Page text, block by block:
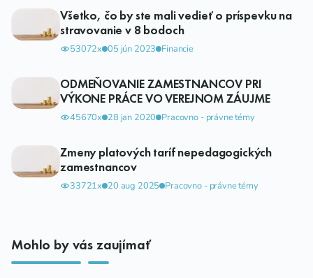
Všetko, čo by ste mali vedieť o príspevku na
stravovanie v 8 bodoch
53072x 05 jún 2023 Financie
ODMEŇOVANIE ZAMESTNANCOV PRI
VÝKONE PRÁCE VO VEREJNOM ZÁUJME
45670x 28 jan 2020 Pracovno - právne témy
Zmeny platových taríf nepedagogických
zamestnancov
33721x 20 aug 2025 Pracovno - právne témy
Mohlo by vás zaujímať